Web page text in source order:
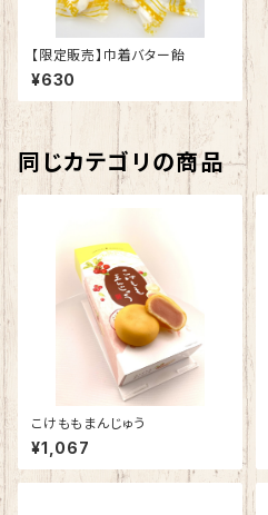
【限定販売】巾着バター飴
¥630
同じカテゴリの商品
こけももまんじゅう
¥1,067